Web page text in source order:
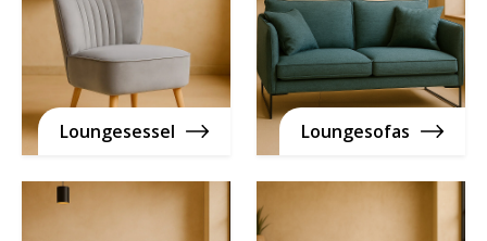
Loungesessel Loungesofas